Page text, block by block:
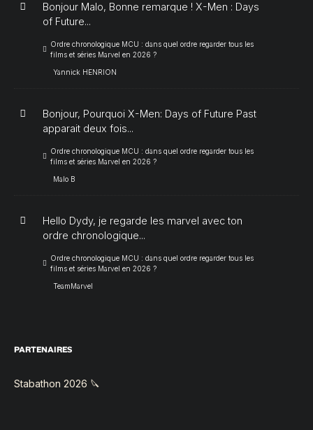
Bonjour Malo, Bonne remarque ! X-Men : Days
of Future...
Ordre chronologique MCU : dans quel ordre regarder tous les
films et séries Marvel en 2026 ?
Yannick HENRION
Bonjour, Pourquoi X-Men: Days of Future Past
apparait deux fois...
Ordre chronologique MCU : dans quel ordre regarder tous les
films et séries Marvel en 2026 ?
Malo B
Hello Dydy, je regarde les marvel avec ton
ordre chronologique...
Ordre chronologique MCU : dans quel ordre regarder tous les
films et séries Marvel en 2026 ?
TeamMarvel
PARTENAIRES
Stabathon 2026 🔪